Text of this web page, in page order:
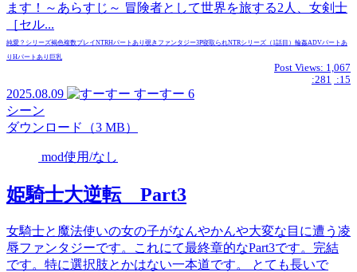
ます！～あらすじ～ 冒険者として世界を旅する2人、女剣士
［セル...
純愛？ シリーズ褐色複数プレイNTRHパートあり 覗き ファンタジー3P寝取られNTRシリーズ（1話目） 輪姦ADVパートあ
り Hパートあり 巨乳
Post Views: 1,067
:281 :15
2025.08.09 すーすー 6
シーン
ダウンロード（3 MB）
mod使用/なし
姫騎士大逆転 Part3
女騎士と魔法使いの女の子がなんやかんや大変な目に遭う凌
辱ファンタジーです。これにて最終章的なPart3です。完結
です。特に選択肢とかはない一本道です。 とても長いで